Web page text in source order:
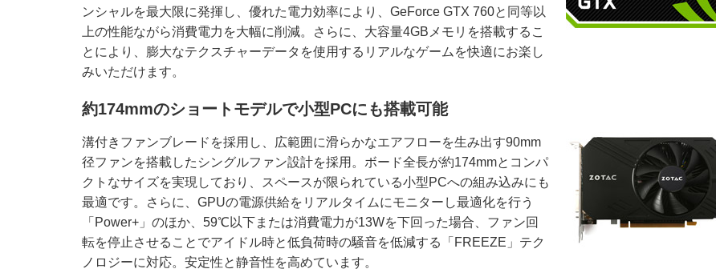
ンシャルを最大限に発揮し、優れた電力効率により、GeForce GTX 760と同等以
上の性能ながら消費電力を大幅に削減。さらに、大容量4GBメモリを搭載するこ
とにより、膨大なテクスチャーデータを使用するリアルなゲームを快適にお楽し
みいただけます。
約174mmのショートモデルで小型PCにも搭載可能
溝付きファンブレードを採用し、広範囲に滑らかなエアフローを生み出す90mm
径ファンを搭載したシングルファン設計を採用。ボード全長が約174mmとコンパ
クトなサイズを実現しており、スペースが限られている小型PCへの組み込みにも
最適です。さらに、GPUの電源供給をリアルタイムにモニターし最適化を行う
「Power+」のほか、59℃以下または消費電力が13Wを下回った場合、ファン回
転を停止させることでアイドル時と低負荷時の騒音を低減する「FREEZE」テク
ノロジーに対応。安定性と静音性を高めています。